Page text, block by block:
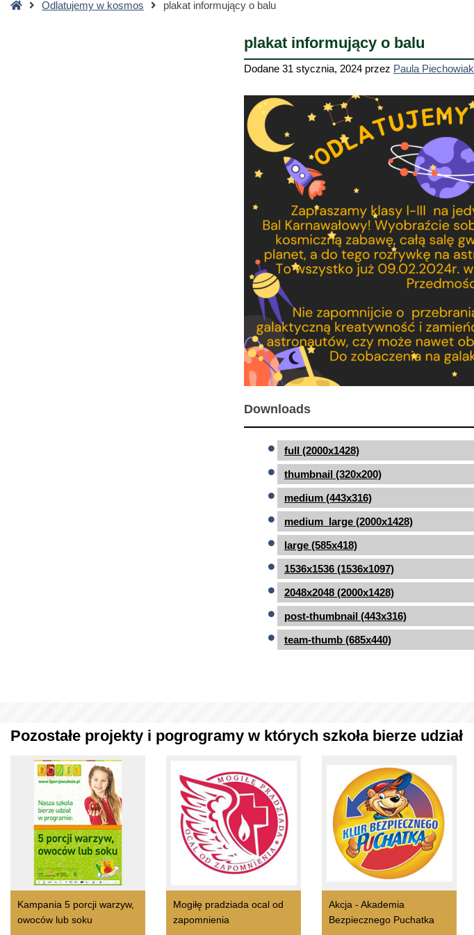
StronaOdlatujemy w kosmos plakat informujący o balu
plakat informujący o balu
Dodane 31 stycznia, 2024 przez Paula Piechowiak
Downloads
full (2000x1428)
thumbnail (320x200)
medium (443x316)
medium_large (2000x1428)
large (585x418)
1536x1536 (1536x1097)
2048x2048 (2000x1428)
post-thumbnail (443x316)
team-thumb (685x440)
Pozostałe projekty i pogrogramy w których szkoła bierze udział
Kampania 5 porcji warzyw,
owoców lub soku
Mogiłę pradziada ocal od
zapomnienia
Akcja - Akademia
Bezpiecznego Puchatka